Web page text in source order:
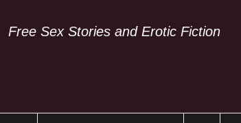
Free Sex Stories and Erotic Fiction